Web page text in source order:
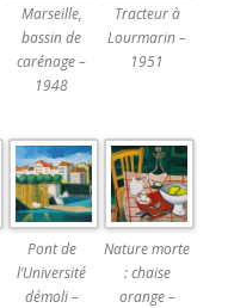
Marseille,
bassin de
carénage –
1948
Tracteur à
Lourmarin –
1951
Pont de
l’Université
démoli –
Nature morte
: chaise
orange –